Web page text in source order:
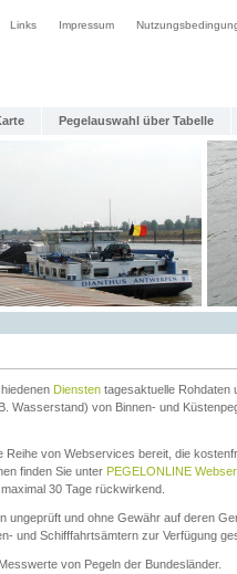
Links Impressum
Pegelauswahl über Tabelle
Diensten tagesaktuelle Rohdaten
Wasserstand) von Binnen- und
Reihe von Webservices bereit, die
finden Sie unter PEGELONLINE
30 Tage rückwirkend.
ungeprüft und ohne Gewähr auf deren
und Schifffahrtsämtern zur Verfügung
von Pegeln der Bundesländer.